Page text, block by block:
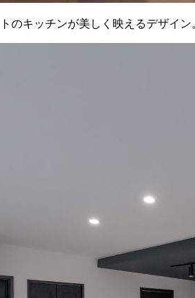
のキッチンが美しく映えるデザイ